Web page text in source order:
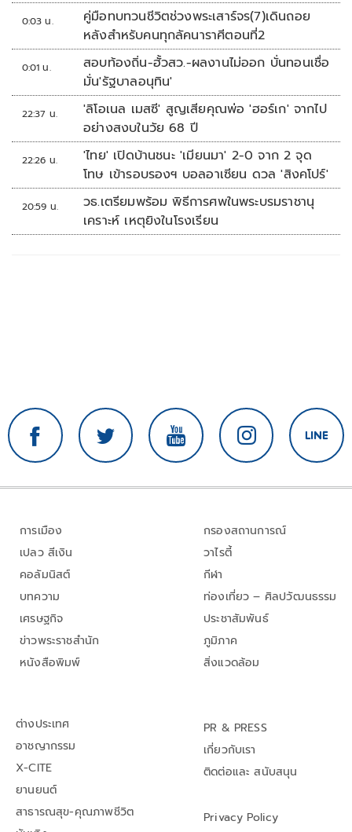
0:03 น.
คู่มือทบทวนชีวิตช่วงพระเสาร์จร(7)เดินถอย
หลังสำหรับคนทุกลัคนาราศีตอนที่2
0:01 น.
สอบท้องถิ่น-ฮั้วสว.-ผลงานไม่ออก บั่นทอนเชื่อ
มั่น'รัฐบาลอนุทิน'
22:37 น.
'ลิโอเนล เมสซี' สูญเสียคุณพ่อ 'ฮอร์เก' จากไป
อย่างสงบในวัย 68 ปี
22:26 น.
'ไทย' เปิดบ้านชนะ 'เมียนมา' 2-0 จาก 2 จุด
โทษ เข้ารอบรองฯ บอลอาเซียน ดวล 'สิงคโปร์'
20:59 น.
วธ.เตรียมพร้อม พิธีการศพในพระบรมราชานุ
เคราะห์ เหตุยิงในโรงเรียน
การเมือง
เปลว สีเงิน
คอลัมนิสต์
บทความ
เศรษฐกิจ
ข่าวพระราชสำนัก
หนังสือพิมพ์
กรองสถานการณ์
วาไรตี้
กีฬา
ท่องเที่ยว – ศิลปวัฒนธรรม
ประชาสัมพันธ์
ภูมิภาค
สิ่งแวดล้อม
ต่างประเทศ
อาชญากรรม
X-CITE
ยานยนต์
สาธารณสุข-คุณภาพชีวิต
PR & PRESS
เกี่ยวกับเรา
ติดต่อและ สนับสนุน
Privacy Policy